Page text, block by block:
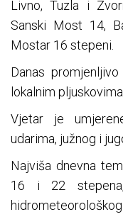
Livno, Tuzla i
Sanski Most 14,
Mostar 16 stepeni.
Danas
lokalnim
Vjetar je
udarima, južnog i
Najviša dnevna
16 i 22